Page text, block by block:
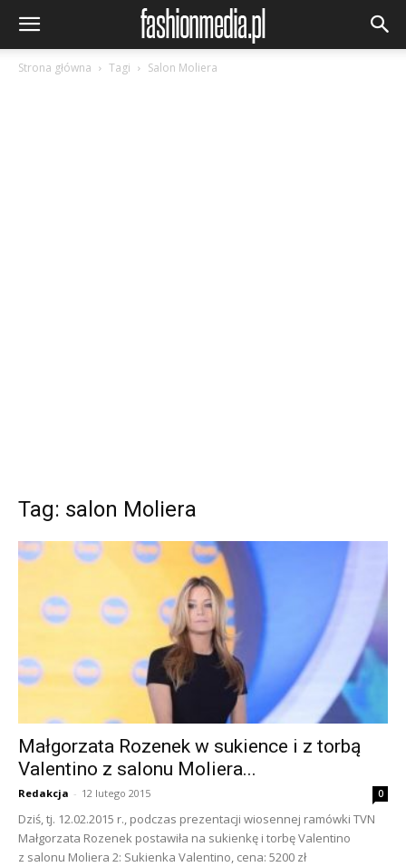
Strona główna Tagi Salon Moliera
Tag: salon Moliera
Małgorzata Rozenek w sukience i z torbą
Valentino z salonu Moliera...
Redakcja - 12 lutego 2015 0
Dziś, tj. 12.02.2015 r., podczas prezentacji wiosennej ramówki TVN
Małgorzata Rozenek postawiła na sukienkę i torbę Valentino
z salonu Moliera 2: Sukienka Valentino, cena: 5200 zł